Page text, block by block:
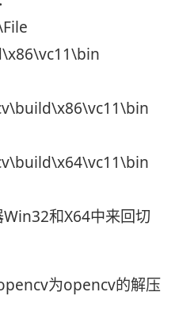
和X64中来回切
为opencv的解压